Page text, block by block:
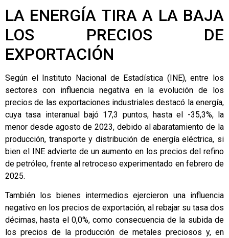
LA ENERGÍA TIRA A LA BAJA
LOS PRECIOS DE
EXPORTACIÓN
Según el Instituto Nacional de Estadística (INE), entre los
sectores con influencia negativa en la evolución de los
precios de las exportaciones industriales destacó la energía,
cuya tasa interanual bajó 17,3 puntos, hasta el -35,3%, la
menor desde agosto de 2023, debido al abaratamiento de la
producción, transporte y distribución de energía eléctrica, si
bien el INE advierte de un aumento en los precios del refino
de petróleo, frente al retroceso experimentado en febrero de
2025.
También los bienes intermedios ejercieron una influencia
negativo en los precios de exportación, al rebajar su tasa dos
décimas, hasta el 0,0%, como consecuencia de la subida de
los precios de la producción de metales preciosos y, en